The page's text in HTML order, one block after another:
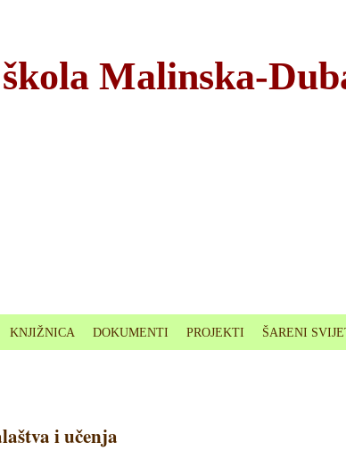
Malinska-
KNJIŽNICA DOKUMENTI PROJEKTI ŠARENI
i učenja